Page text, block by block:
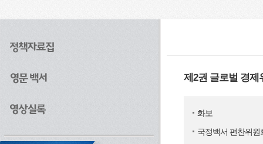
제2권 글로벌 경제
화보
국정백서 편찬위원